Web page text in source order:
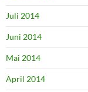
Juli 2014
Juni 2014
Mai 2014
April 2014